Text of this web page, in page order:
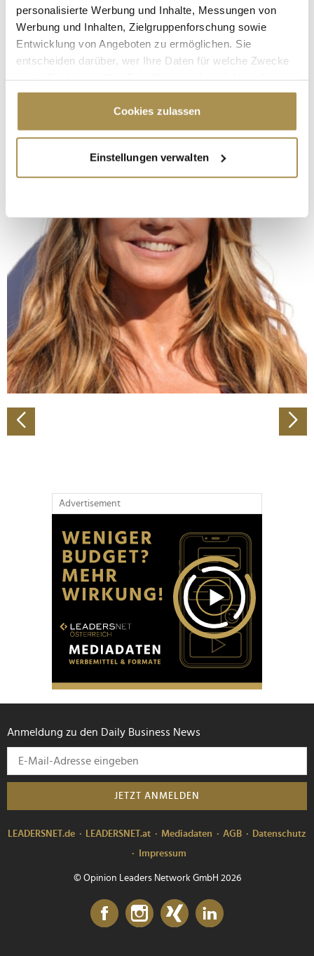
personalisierte Werbung und Inhalte, Messungen von
Werbung und Inhalten, Zielgruppenforschung sowie
Entwicklung von Angeboten zu ermöglichen. Sie
entscheiden darüber, wer Ihre Daten für welche Zwecke
Cookie-Erklärung oder durch Klicken auf das Privacy
Trigger Symbol ändern oder widerrufen
Informationen über Ihre geografische Lage
erfassen, welche bis auf einige Meter genau sein
bestimmten Merkmalen (Fingerprinting) identifizieren
Erfahren Sie mehr darüber, wie Ihre persönlichen Daten
verarbeitet werden, und legen Sie Ihre Präferenzen im
Abschnitt Einzelheitenfest.
Wir verwenden Cookies, um Inhalte und Anzeigen zu
personalisieren, Funktionen für soziale Medien anbieten
zu können und die Zugriffe auf unsere Website zu
analysieren. Außerdem geben wir Informationen zu Ihrer
Verwendung unserer Website an unsere Partner für
Partner führen diese Informationen möglicherweise mit
weiteren Daten zusammen, die Sie ihnen bereitgestellt
Cookies zulassen
Einstellungen verwalten
Advertisement
Anmeldung zu den Daily Business News
JETZT ANMELDEN
LEADERSNET.de LEADERSNET.at Mediadaten AGB
Datenschutz
Impressum
© Opinion Leaders Network GmbH 2026